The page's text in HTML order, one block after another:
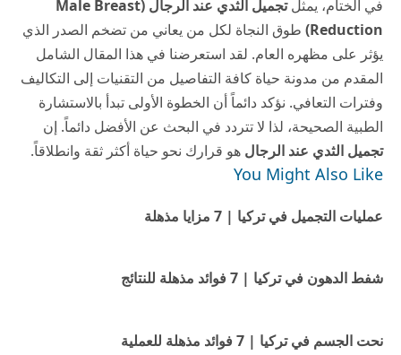
في الختام، يمثل
تجميل الثدي عند الرجال (Male Breast
Reduction) طوق النجاة لكل من يعاني من تضخم الصدر الذي
يؤثر على مظهره العام. لقد استعرضنا في هذا المقال الشامل
المقدم من مدونة حياة كافة التفاصيل من التقنيات إلى التكاليف
وفترات التعافي. نؤكد دائماً أن الخطوة الأولى تبدأ بالاستشارة
الطبية الصحيحة، لذا لا تتردد في البحث عن الأفضل دائماً. إن
تجميل الثدي عند الرجال هو قرارك نحو حياة أكثر ثقة وانطلاقاً.
You Might Also Like
عمليات التجميل في تركيا | 7 مزايا مذهلة
شفط الدهون في تركيا | 7 فوائد مذهلة للنتائج
نحت الجسم في تركيا | 7 فوائد مذهلة للعملية